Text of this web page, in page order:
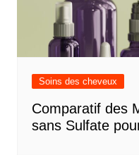
Soins des cheveux
Comparatif des
sans Sulfate